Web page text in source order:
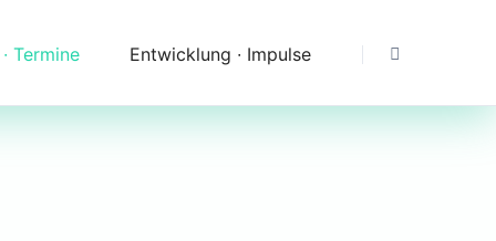
Termine Entwicklung ∙ Impulse